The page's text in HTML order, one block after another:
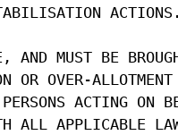
AND MUST BE
OVER-ALLOTMENT
ACTING ON
ALL APPLICABLE